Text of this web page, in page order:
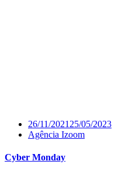
26/11/2021 25/05/2023
Agência Izoom
Cyber Monday